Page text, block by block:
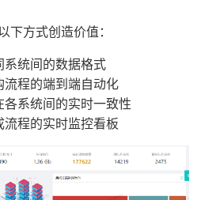
方式创造价值：
系统间的数据格式
流程的端到端自动化
各系统间的实时一致性
流程的实时监控看板